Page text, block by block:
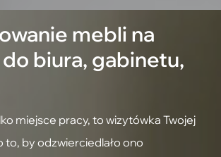
mebli na
biura, gabinetu,
miejsce pracy, to wizytówka Twojej
to, by odzwierciedlało ono